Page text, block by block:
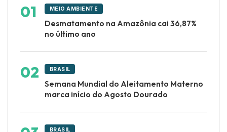
MEIO AMBIENTE
Desmatamento na Amazônia cai 36,87%
no último ano
BRASIL
Semana Mundial do Aleitamento Materno
marca início do Agosto Dourado
BRASIL